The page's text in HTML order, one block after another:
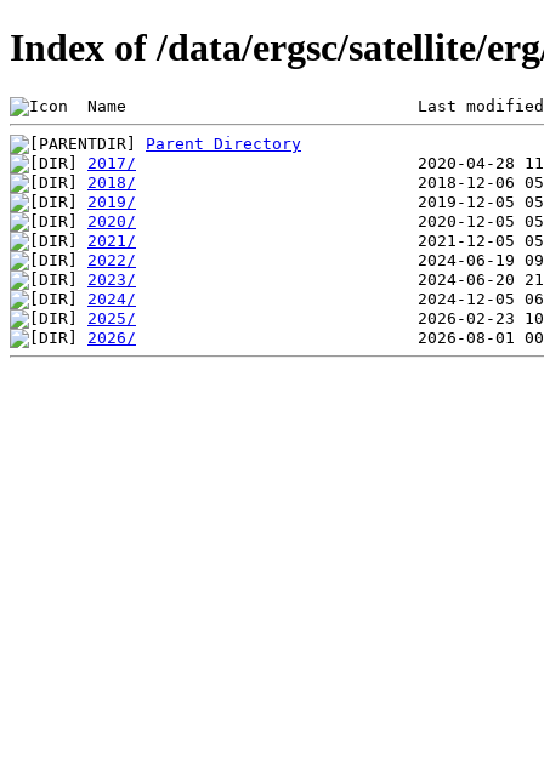
Index of /data/ergsc/satellite/
Name                              Last modified
Parent Directory
2017/
2018/
2019/
2020/
2021/
2022/
2023/
2024/
2025/
2026/